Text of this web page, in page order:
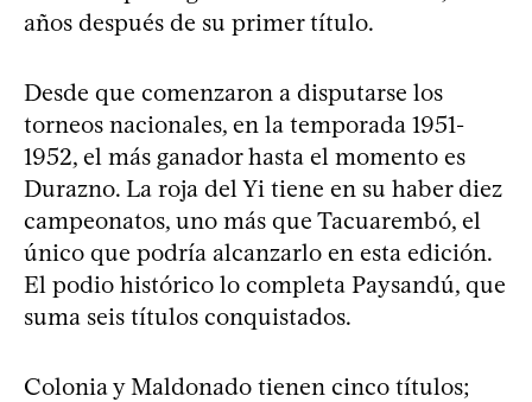
años después de su primer título.
Desde que comenzaron a disputarse los
torneos nacionales, en la temporada 1951-
1952, el más ganador hasta el momento es
Durazno. La roja del Yi tiene en su haber diez
campeonatos, uno más que Tacuarembó, el
único que podría alcanzarlo en esta edición.
El podio histórico lo completa Paysandú, que
suma seis títulos conquistados.
Colonia y Maldonado tienen cinco títulos;